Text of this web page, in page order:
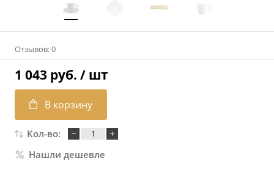
Отзывов: 0
1 043 руб. / шт
В корзину
Кол-во:
Нашли дешевле